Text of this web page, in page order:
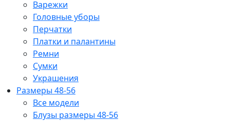
Варежки
Головные уборы
Перчатки
Платки и палантины
Ремни
Сумки
Украшения
Размеры 48-56
Все модели
Блузы размеры 48-56